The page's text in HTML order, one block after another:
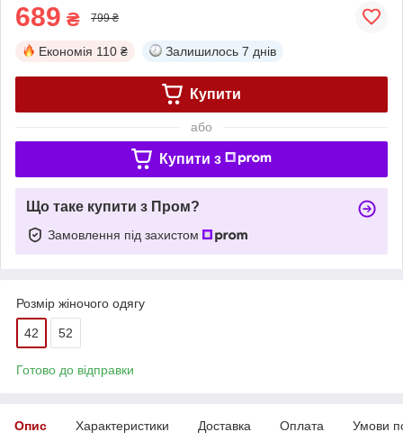
689 ₴ 799 ₴
Економія 110 ₴ Залишилось 7 днів
Купити
або
Купити з
Що таке купити з Пром?
Замовлення під захистом
Розмір жіночого одягу
42 52
Готово до відправки
Опис Характеристики Доставка Оплата Умови